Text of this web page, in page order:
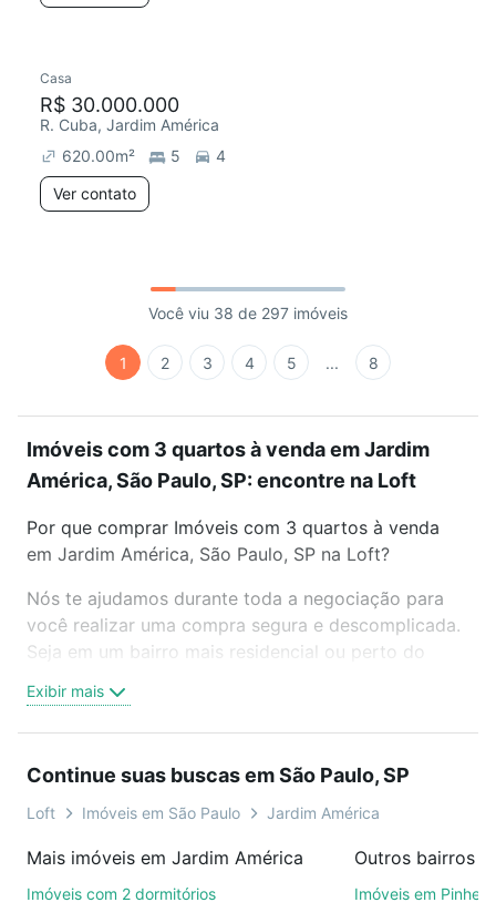
Casa
R$ 30.000.000
R. Cuba, Jardim América
620.00m² 5
4
Ver contato
Você viu 38 de 297 imóveis
1 2 3 4 5 ... 8
Imóveis com 3 quartos à venda em Jardim
América, São Paulo, SP: encontre na Loft
Por que comprar Imóveis com 3 quartos à venda
em Jardim América, São Paulo, SP na Loft?
Nós te ajudamos durante toda a negociação para
você realizar uma compra segura e descomplicada.
Seja em um bairro mais residencial ou perto do
oferta ideal de Imóveis com 3 quartos à venda em
Jardim América, São Paulo, SP para conquistar seu
videochamada, é grátis, sem compromisso e você
ainda conta com mais de 46 mil corretores e
de imóveis.
Exibir mais
Continue suas buscas em São Paulo, SP
Loft Imóveis em São Paulo Jardim América
Mais imóveis em Jardim América
Imóveis com 2 dormitórios
Outros bairros
Imóveis em